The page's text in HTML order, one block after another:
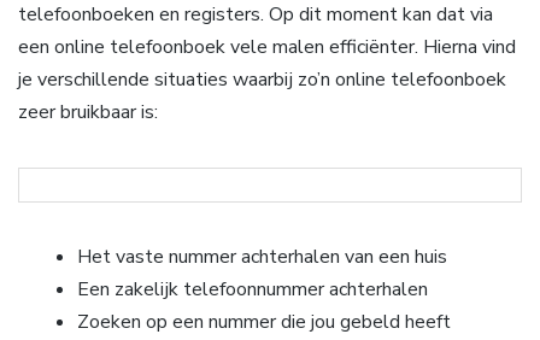
telefoonboeken en registers. Op dit moment kan dat via
een online telefoonboek vele malen efficiënter. Hierna vind
je verschillende situaties waarbij zo’n online telefoonboek
zeer bruikbaar is:
Het vaste nummer achterhalen van een huis
Een zakelijk telefoonnummer achterhalen
Zoeken op een nummer die jou gebeld heeft